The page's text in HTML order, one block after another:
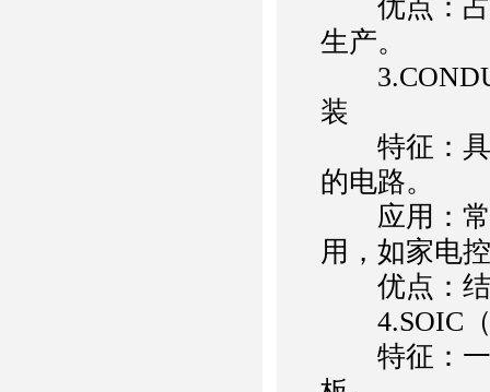
优点：占
生产。
装
特征：具
的电路。
应用：常
用，如家电
优点：结
4.SOIC（
特征：一